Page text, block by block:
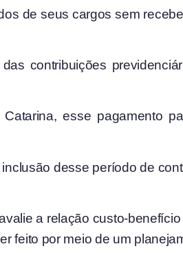
de seus cargos sem
contribuições
esse pagamento
desse período de
a relação custo-
feito por meio de um